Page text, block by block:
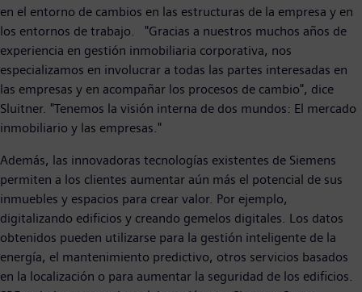
en el entorno de cambios en las estructuras de la empresa y en
los entornos de trabajo. "Gracias a nuestros muchos años de
experiencia en gestión inmobiliaria corporativa, nos
especializamos en involucrar a todas las partes interesadas en
las empresas y en acompañar los procesos de cambio", dice
Sluitner. "Tenemos la visión interna de dos mundos: El mercado
inmobiliario y las empresas."
Además, las innovadoras tecnologías existentes de Siemens
permiten a los clientes aumentar aún más el potencial de sus
inmuebles y espacios para crear valor. Por ejemplo,
digitalizando edificios y creando gemelos digitales. Los datos
obtenidos pueden utilizarse para la gestión inteligente de la
energía, el mantenimiento predictivo, otros servicios basados
en la localización o para aumentar la seguridad de los edificios.